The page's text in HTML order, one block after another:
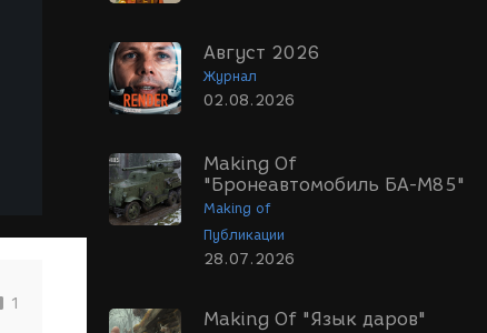
Август 2026
Журнал
02.08.2026
Making Of
"Бронеавтомобиль БА-М85"
Making of
Публикации
28.07.2026
Making Of "Язык даров"
1